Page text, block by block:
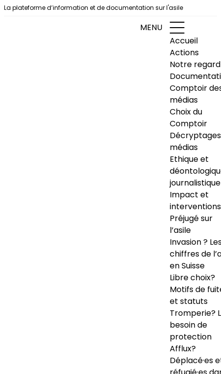
Aller au contenu
La plateforme d’information et de documentation sur l'asile
MENU
Accueil
Actions
Notre regard
Comptoir
médias
Choix du
Comptoir
Décryptages
médias
Ethique et
journalistique
Impact et
interventions
Préjugé sur
l’asile
Invasion ?
chiffres de
en Suisse
Libre choix?
Motifs de
et statuts
Tromperie?
besoin de
protection
Afflux?
Déplacé·es